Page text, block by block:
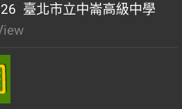
臺北市立中崙高級中學